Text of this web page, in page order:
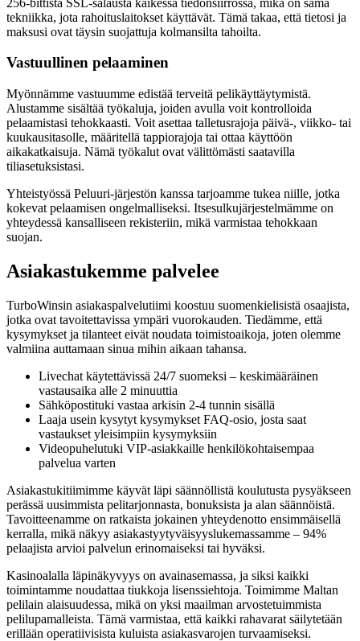
tekniikka, jota rahoituslaitokset käyttävät. Tämä takaa, että tietosi ja
maksusi ovat täysin suojattuja kolmansilta tahoilta.
Vastuullinen pelaaminen
Myönnämme vastuumme edistää terveitä pelikäyttäytymistä.
Alustamme sisältää työkaluja, joiden avulla voit kontrolloida
pelaamistasi tehokkaasti. Voit asettaa talletusrajoja päivä-, viikko- tai
kuukausitasolle, määritellä tappiorajoja tai ottaa käyttöön
aikakatkaisuja. Nämä työkalut ovat välittömästi saatavilla
tiliasetuksistasi.
Yhteistyössä Peluuri-järjestön kanssa tarjoamme tukea niille, jotka
kokevat pelaamisen ongelmalliseksi. Itsesulkujärjestelmämme on
yhteydessä kansalliseen rekisteriin, mikä varmistaa tehokkaan
suojan.
Asiakastukemme palvelee
TurboWinsin asiakaspalvelutiimi koostuu suomenkielisistä osaajista,
jotka ovat tavoitettavissa ympäri vuorokauden. Tiedämme, että
kysymykset ja tilanteet eivät noudata toimistoaikoja, joten olemme
valmiina auttamaan sinua mihin aikaan tahansa.
Livechat käytettävissä 24/7 suomeksi – keskimääräinen
vastausaika alle 2 minuuttia
Sähköpostituki vastaa arkisin 2-4 tunnin sisällä
Laaja usein kysytyt kysymykset FAQ-osio, josta saat
vastaukset yleisimpiin kysymyksiin
Videopuhelutuki VIP-asiakkaille henkilökohtaisempaa
palvelua varten
Asiakastukitiimimme käyvät läpi säännöllistä koulutusta pysyäkseen
perässä uusimmista pelitarjonnasta, bonuksista ja alan säännöistä.
Tavoitteenamme on ratkaista jokainen yhteydenotto ensimmäisellä
kerralla, mikä näkyy asiakastyytyväisyyslukemassamme – 94%
pelaajista arvioi palvelun erinomaiseksi tai hyväksi.
Kasinoalalla läpinäkyvyys on avainasemassa, ja siksi kaikki
toimintamme noudattaa tiukkoja lisenssiehtoja. Toimimme Maltan
pelilain alaisuudessa, mikä on yksi maailman arvostetuimmista
pelilupamalleista. Tämä varmistaa, että kaikki rahavarat säilytetään
erillään operatiivisista kuluista asiakasvarojen turvaamiseksi.